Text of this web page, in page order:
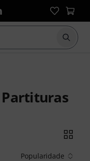
Iniciar
Partituras
Popularidade